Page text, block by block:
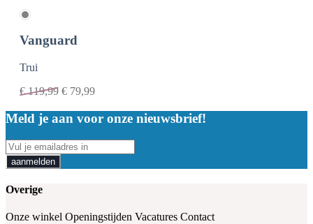
Vanguard
Trui
€119,99 € 79,99
Meld je aan voor onze nieuwsbrief!
aanmelden
Overige
Onze winkel Openingstijden Vacatures Contact